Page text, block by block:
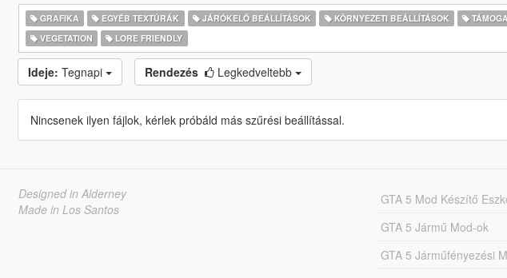
GRAFIKA EGYÉB TEXTÚRÁK JÁRÓKELŐ BEÁLLÍTÁSOK KÖRNYEZETI BEÁLLÍTÁSOK
VEGETATION
LORE FRIENDLY
Ideje: Tegnapi Rendezés Legkedveltebb
Nincsenek ilyen fájlok, kérlek próbáld más szűrési beállítással.
Designed in Alderney
Made in Los Santos
GTA 5 Mod Készítő
GTA 5 Jármű Mod-ok
GTA 5 Járműfényezési